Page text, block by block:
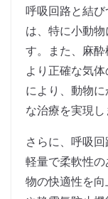
呼吸回路と結
は、特に小動
す。また、麻酔
より正確な気
により、動物
な治療を実現し
さらに、呼吸
軽量で柔軟性
物の快適性を